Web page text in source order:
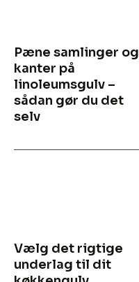
Pæne samlinger og
kanter på
linoleumsgulv –
sådan gør du det
selv
Vælg det rigtige
underlag til dit